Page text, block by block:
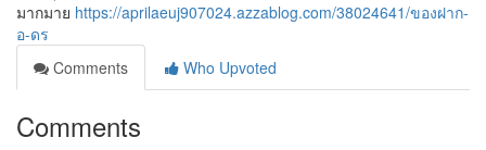
มากมาย https://aprilaeuj907024.azzablog.com/38024641/ของฝาก-
อ-ดร
Comments
Who Upvoted
Comments